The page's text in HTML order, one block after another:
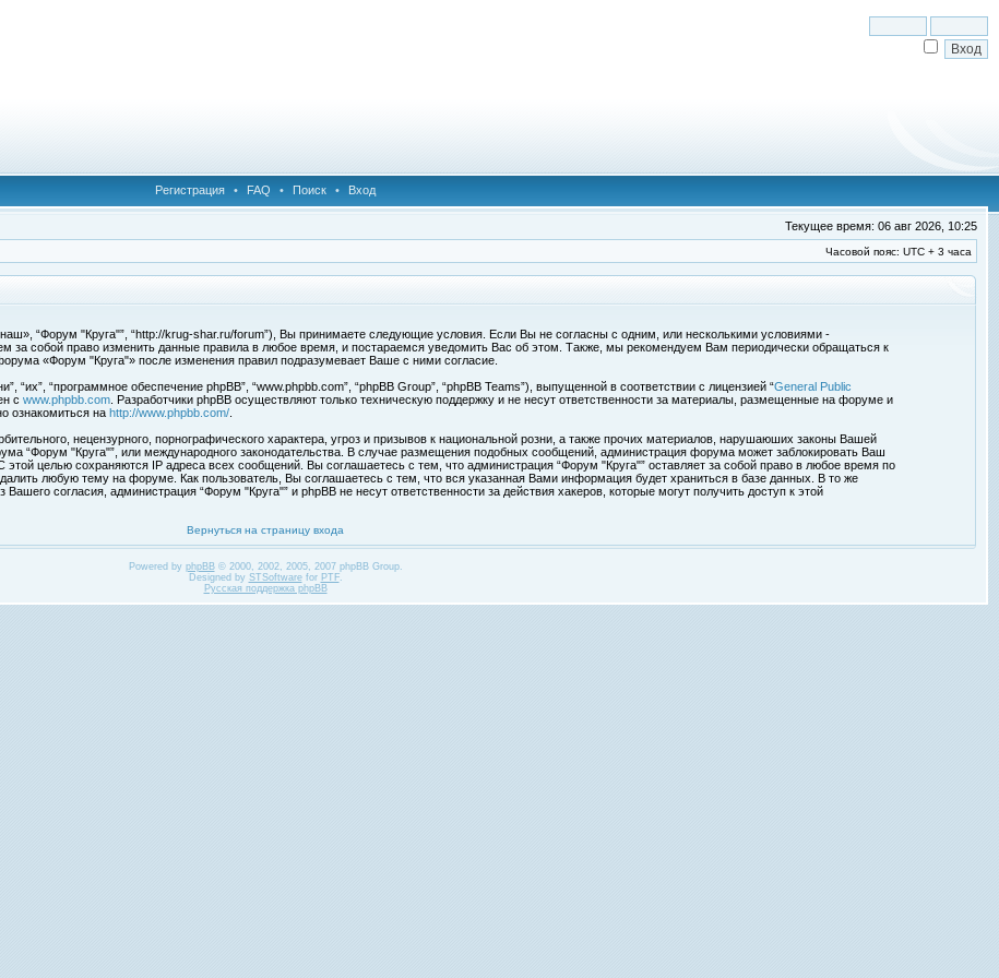
Регистрация • FAQ • Поиск • Вход
Текущее время: 06 авг 2026, 10:25
Часовой пояс: UTC + 3 часа
“Форум "Круга"”, “http://krug-shar.ru/forum”), Вы принимаете следующие условия. Если Вы не согласны с одним, или несколькими условиями -
за собой право изменить данные правила в любое время, и постараемся уведомить Вас об этом. Также, мы рекомендуем Вам периодически обращаться к
«Форум "Круга"» после изменения правил подразумевает Ваше с ними согласие.
“программное обеспечение phpBB”, “www.phpbb.com”, “phpBB Group”, “phpBB Teams”), выпущенной в соответствии с лицензией “General Public
с www.phpbb.com . Разработчики phpBB осуществляют только техническую поддержку и не несут ответственности за материалы, размещенные на форуме и
ознакомиться на http://www.phpbb.com/
нецензурного, порнографического характера, угроз и призывов к национальной розни, а также прочих материалов, нарушаюших законы Вашей
“Форум "Круга"”, или международного законодательства. В случае размещения подобных сообщений, администрация форума может заблокировать Ваш
этой целью сохраняются IP адреса всех сообщений. Вы соглашаетесь с тем, что администрация “Форум "Круга"” оставляет за собой право в любое время по
любую тему на форуме. Как пользователь, Вы соглашаетесь с тем, что вся указанная Вами информация будет храниться в базе данных. В то же
согласия, администрация “Форум "Круга"” и phpBB не несут ответственности за действия хакеров, которые могут получить доступ к этой
Вернуться на страницу входа
Powered by phpBB© 2000, 2002, 2005, 2007 phpBB Group.
Designed by STSoftwarefor PTF.
Русская поддержка phpBB